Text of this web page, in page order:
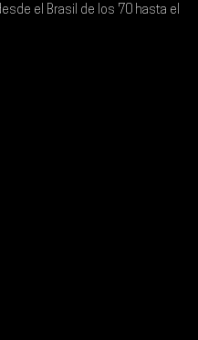
el Brasil de los 70 hasta el